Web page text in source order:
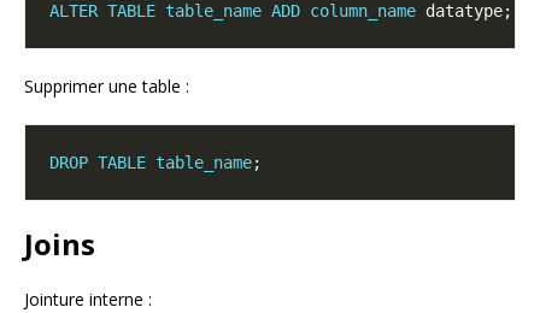
ALTER TABLE table_name ADD column_name
Supprimer une table :
DROP TABLE table_name
Joins
Jointure interne :